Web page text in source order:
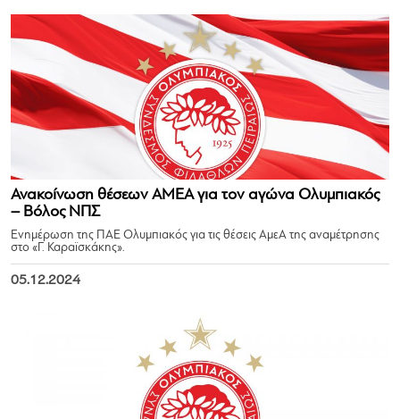
Ανακοίνωση θέσεων ΑΜΕΑ για τον αγώνα Ολυμπιακός
– Βόλος ΝΠΣ
Ενημέρωση της ΠΑΕ Ολυμπιακός για τις θέσεις ΑμεΑ της αναμέτρησης
στο «Γ. Καραϊσκάκης».
05.12.2024